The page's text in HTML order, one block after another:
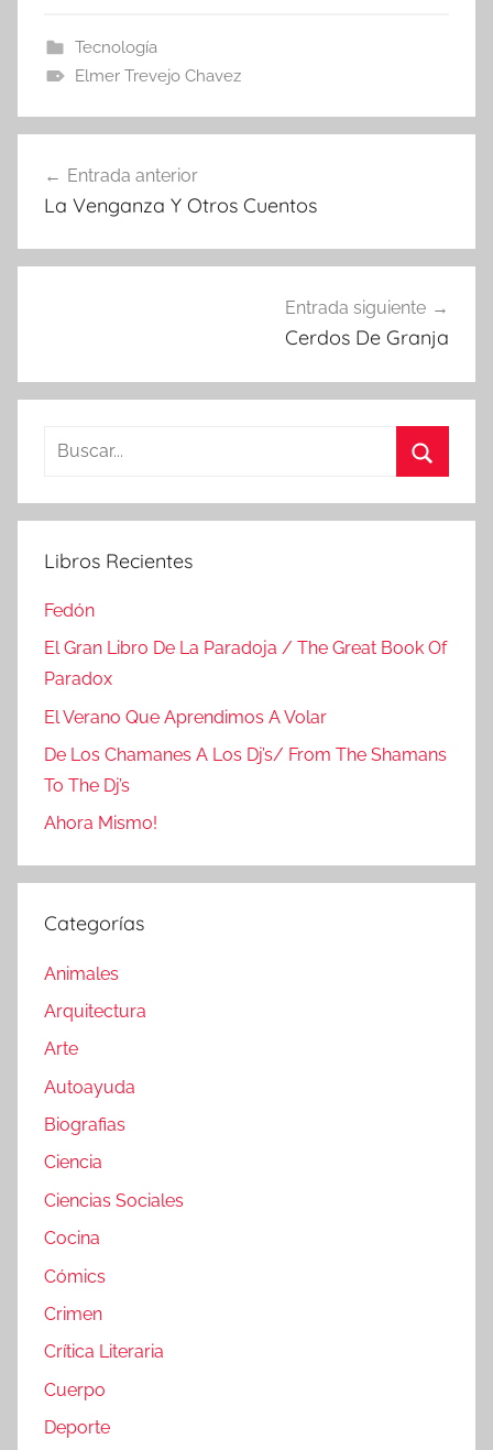
Tecnología
Elmer Trevejo Chavez
de
Entrada anterior
La Venganza Y Otros Cuentos
Entrada siguiente
Cerdos De Granja
Buscar:
Libros Recientes
Fedón
El Gran Libro De La Paradoja / The Great Book Of
Paradox
El Verano Que Aprendimos A Volar
De Los Chamanes A Los Dj’s/ From The Shamans
To The Dj’s
Ahora Mismo!
Categorías
Animales
Arquitectura
Arte
Autoayuda
Biografias
Ciencia
Ciencias Sociales
Cocina
Cómics
Crimen
Crítica Literaria
Cuerpo
Deporte